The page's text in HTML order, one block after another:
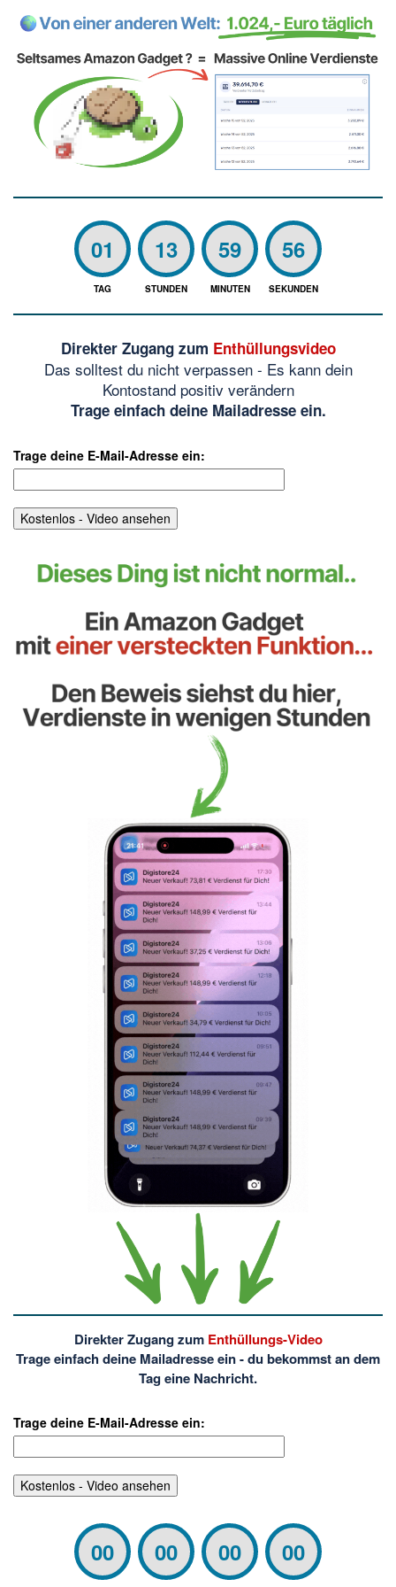
01
TAG
13
STUNDEN
59
MINUTEN
56
SEKUNDEN
Direkter Zugang zum Enthüllungsvideo
Das solltest du nicht verpassen - Es kann dein
Kontostand positiv verändern
Trage einfach deine Mailadresse ein.
Trage deine E-Mail-Adresse ein:
Direkter Zugang zum Enthüllungs-Video
Trage einfach deine Mailadresse ein - du bekommst an dem
Tag eine Nachricht.
Trage deine E-Mail-Adresse ein:
00 00 00 00